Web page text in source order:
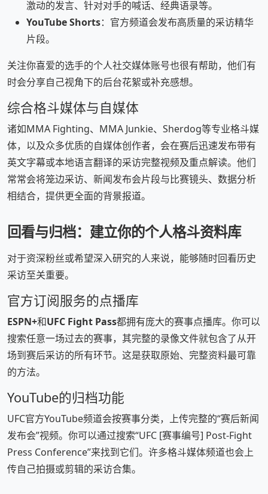
激动的发言、针对对手的喊话、经典语录等。
YouTube Shorts：官方频道会发布高质量的采访精华
片段。
关注你喜爱的选手的个人社交媒体账号也很有帮助，他们有
时会分享自己视角下的后台花絮或补充感想。
综合格斗媒体与自媒体
诸如MMA Fighting、MMA Junkie、Sherdog等专业格斗媒
体，以及众多优质的自媒体创作者，会在赛后迅速发布带有
英文字幕或本地语言翻译的采访完整视频及重点解读。他们
常常会将笼边采访、新闻发布会片段与比赛镜头、数据分析
相结合，提供更全面的背景报道。
回看与归档：建立你的个人格斗资料库
对于资深粉丝或希望深入研究的人来说，能够随时回看历史
采访至关重要。
官方订阅服务的点播库
ESPN+和UFC Fight Pass都拥有庞大的赛事点播库。你可以
搜索任意一场过去的赛事，其完整的录像文件就包含了从开
场到赛后采访的所有环节。这是获取原始、完整资料最可靠
的方法。
YouTube的归档功能
UFC官方YouTube频道会按赛事分类，上传完整的“赛后新闻
发布会”视频。你可以通过搜索“UFC [赛事编号] Post-Fight
Press Conference”来找到它们。许多格斗媒体频道也会上
传自己拍摄或剪辑的采访合集。